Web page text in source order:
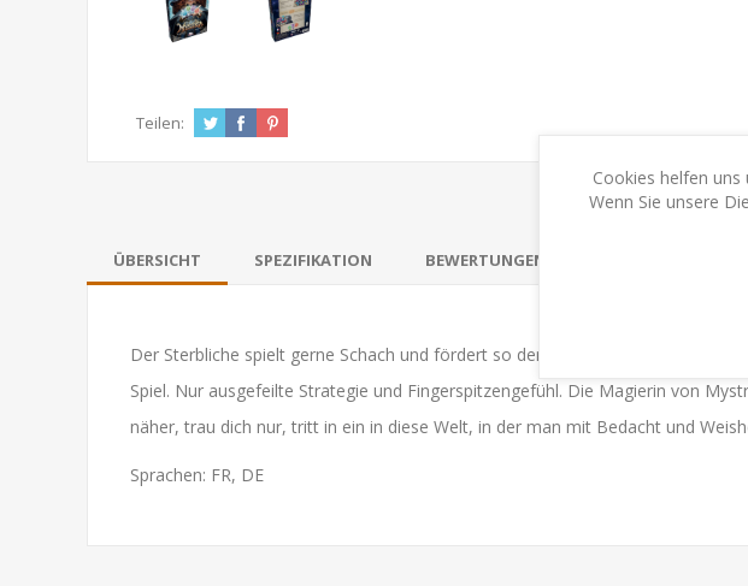
Teilen:
ÜBERSICHT SPEZIFIKATION BEWERTUNGEN
Der Sterbliche spielt gerne Schach und fördert so den Geist. Die Magierin hat
Spiel. Nur ausgefeilte Strategie und Fingerspitzengefühl. Die Magierin von
näher, trau dich nur, tritt in ein in diese Welt, in der man mit Bedacht und
Sprachen: FR, DE
Cookies helfen
Wenn Sie unsere